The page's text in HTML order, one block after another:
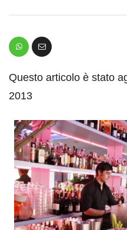
Questo articolo è stato
2013